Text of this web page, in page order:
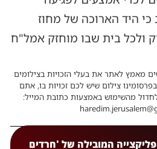
היד הארוכה של מחוז
ולכל בית שבו מוחזק אמל"ח
מאמץ לאתר את בעלי הזכויות בצילומים
צילום שיש לכם זכויות בו, אתם
מהשימוש באמצעות כתובת המייל:
המובילה של 'חרדים